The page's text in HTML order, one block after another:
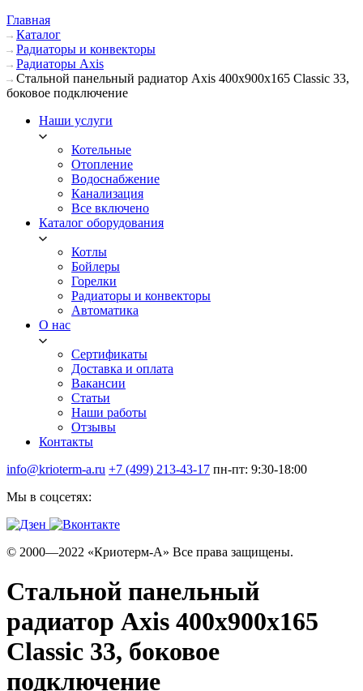
Главная
Каталог
Радиаторы и конвекторы
Радиаторы Axis
Стальной панельный радиатор Axis 400х900х165 Classic 33,
боковое подключение
Наши услуги
Котельные
Отопление
Водоснабжение
Канализация
Все включено
Каталог оборудования
Котлы
Бойлеры
Горелки
Радиаторы и конвекторы
Автоматика
О нас
Сертификаты
Доставка и оплата
Вакансии
Статьи
Наши работы
Отзывы
Контакты
info@krioterm-a.ru +7 (499) 213-43-17 пн-пт: 9:30-18:00
Мы в соцсетях:
© 2000—2022 «Криотерм-А» Все права защищены.
Стальной панельный
радиатор Axis 400х900х165
Classic 33, боковое
подключение